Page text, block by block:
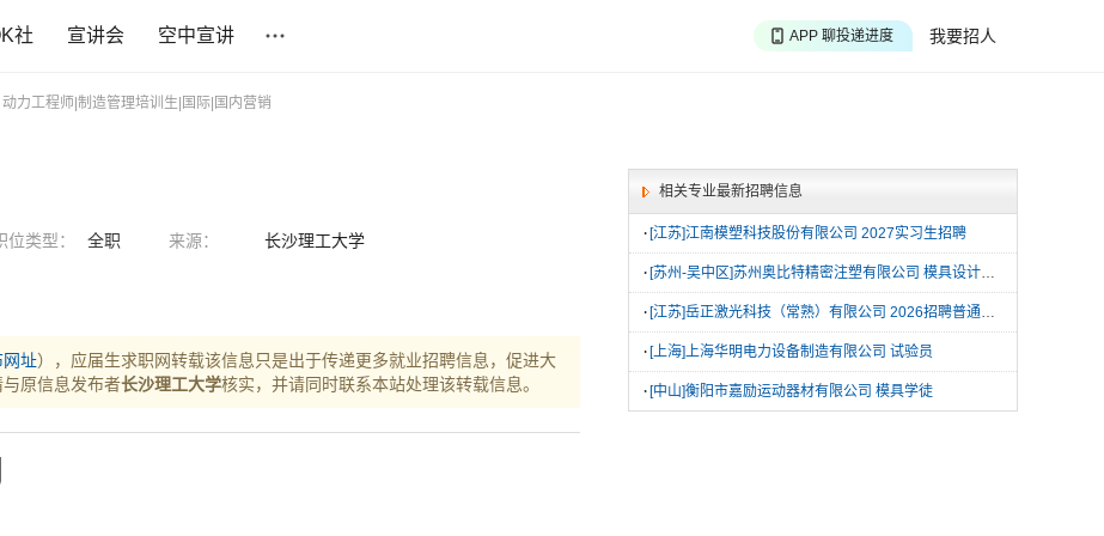
社 宣讲会 空中宣讲 我要招人
APP 聊投递进度
力工程师|制造管理培训生|国际|国内营销
位类型： 全职 来源：
长沙理工大学
网址），应届生求职网转载该信息只是出于传递更多就业招聘信息，促进大
原信息发布者长沙理工大学核实，并请同时联系本站处理该转载信息。
相关专业最新招聘信息
· [江苏]江南模塑科技股份有限公司 2027实习生招聘
· [苏州-吴中区]苏州奥比特精密注塑有限公司 模具设计学徒
· [江苏]岳正激光科技（常熟）有限公司 2026招聘普通操作工
· [上海]上海华明电力设备制造有限公司 试验员
· [中山]衡阳市嘉励运动器材有限公司 模具学徒